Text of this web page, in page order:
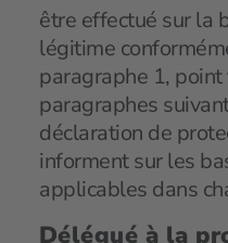
être effectué sur la
légitime
paragraphe 1, point
paragraphes
déclaration de
informent sur les
applicables dans
Délégué à la